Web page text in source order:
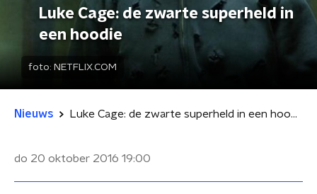
Luke Cage: de zwarte superheld in
een hoodie
foto: NETFLIX.COM
Nieuws Luke Cage: de zwarte superheld in een hoodie
do 20 oktober 2016 19:00